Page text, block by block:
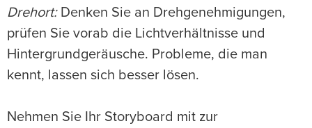
Drehort:Denken Sie an Drehgenehmigungen,
prüfen Sie vorab die Lichtverhältnisse und
Hintergrundgeräusche. Probleme, die man
kennt, lassen sich besser lösen.
Nehmen Sie Ihr Storyboard mit zur